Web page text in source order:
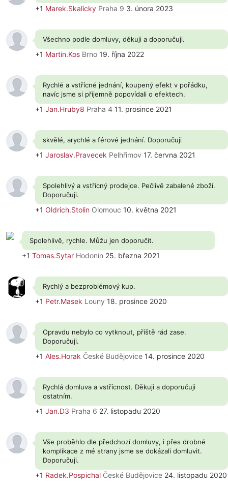
+1 Marek.Skalicky Praha 9 3. února 2023
Všechno podle domluvy, děkuji a doporučuji.
+1 Martin.Kos Brno 19. října 2022
Rychlé a vstřícné jednání, koupený efekt v pořádku,
navíc jsme si příjemně popovídali o efektech.
+1 Jan.Hruby8 Praha 4 11. prosince 2021
skvělé, arychlé a férové jednání. Doporučuji
+1 Jaroslav.Pravecek Pelhřimov 17. června 2021
Spolehlivý a vstřícný prodejce. Pečlivě zabalené zboží.
Doporučuji.
+1 Oldrich.Stolin Olomouc 10. května 2021
Spolehlivě, rychle. Můžu jen doporučit.
+1 Tomas.Sytar Hodonín 25. března 2021
Rychlý a bezproblémový kup.
+1 Petr.Masek Louny 18. prosince 2020
Opravdu nebylo co vytknout, příště rád zase.
Doporučuji.
+1 Ales.Horak České Budějovice 14. prosince 2020
Rychlá domluva a vstřícnost. Děkuji a doporučuji
ostatním.
+1 Jan.D3 Praha 6 27. listopadu 2020
Vše proběhlo dle předchozí domluvy, i přes drobné
komplikace z mé strany jsme se dokázali domluvit.
Doporučuji.
+1 Radek.Pospichal České Budějovice 24. listopadu 2020